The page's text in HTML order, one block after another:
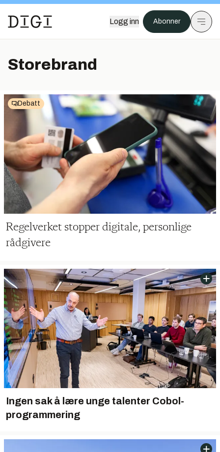
Logg inn Abonner
Storebrand
Debatt
Regelverket stopper digitale, personlige
rådgivere
Ingen sak å lære unge talenter Cobol-
programmering